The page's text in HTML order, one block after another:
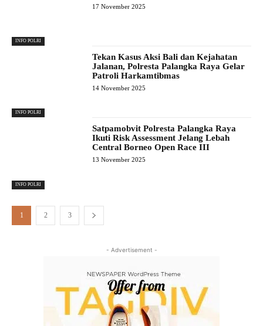
INFO POLRI
17 November 2025
INFO POLRI
Tekan Kasus Aksi Bali dan Kejahatan
Jalanan, Polresta Palangka Raya Gelar
Patroli Harkamtibmas
14 November 2025
INFO POLRI
Satpamobvit Polresta Palangka Raya
Ikuti Risk Assessment Jelang Lebah
Central Borneo Open Race III
13 November 2025
1 2 3
- Advertisement -